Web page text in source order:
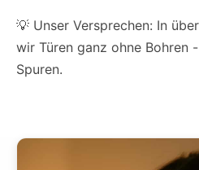
💡 Unser Versprechen: In
wir Türen ganz ohne Bohren
Spuren.